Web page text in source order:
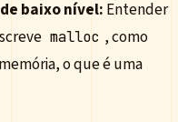
baixo nível:Entender
malloc , como
o que é uma